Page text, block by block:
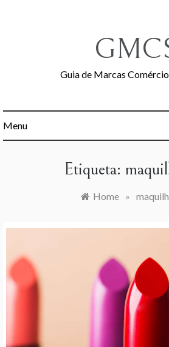
Guia de Marcas
Menu
Etiqueta:
Home »